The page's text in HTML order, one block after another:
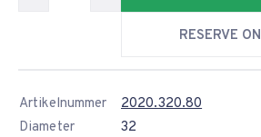
RESERVE
Artikelnummer
2020.320.80
Diameter
32